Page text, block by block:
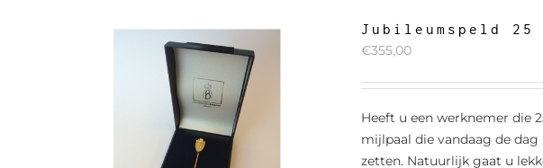
Jubileumspeld
€355,00
Heeft u een werknemer die
mijlpaal die vandaag de
zetten. Natuurlijk gaat u